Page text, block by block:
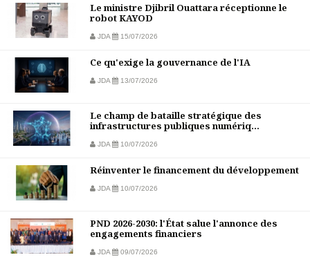
Le ministre Djibril Ouattara réceptionne le
robot KAYOD
JDA 15/07/2026
Ce qu'exige la gouvernance de l'IA
JDA 13/07/2026
Le champ de bataille stratégique des
infrastructures publiques numériq...
JDA 10/07/2026
Réinventer le financement du développement
JDA 10/07/2026
PND 2026-2030: l'État salue l'annonce des
engagements financiers
JDA 09/07/2026